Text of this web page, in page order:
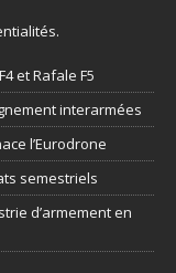
.
et Rafale F5
interarmées
l’Eurodrone
semestriels
d’armement en